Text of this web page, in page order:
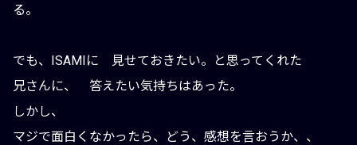
る。
でも、ISAMIに 見せておきたい。と思ってくれた
兄さんに、 答えたい気持ちはあった。
しかし、
マジで面白くなかったら、どう、感想を言おうか、、